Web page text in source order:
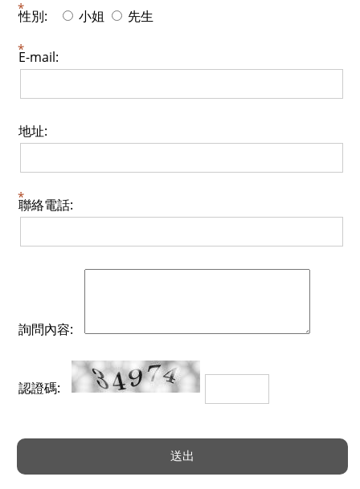
性別: 小姐 先生
E-mail:
地址:
聯絡電話:
詢問內容:
認證碼: